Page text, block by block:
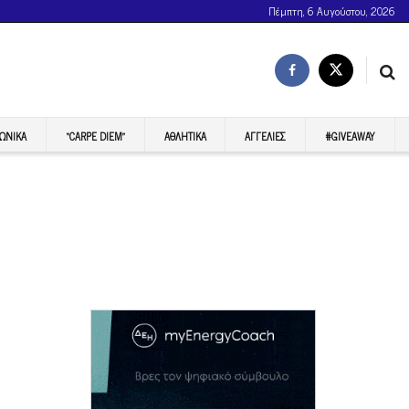
Πέμπτη, 6 Αυγούστου, 2026
“CARPE DIEM” ΑΘΛΗΤΙΚΆ ΑΓΓΕΛΊΕΣ #GIVEAWAY